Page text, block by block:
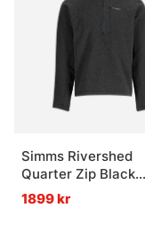
Simms Rivershed
Quarter Zip Black
Heather
1899 kr